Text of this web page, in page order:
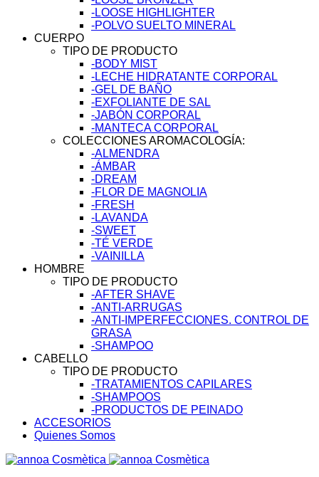
-LOOSE HIGHLIGHTER
-POLVO SUELTO MINERAL
CUERPO
TIPO DE PRODUCTO
-BODY MIST
-LECHE HIDRATANTE CORPORAL
-GEL DE BAÑO
-EXFOLIANTE DE SAL
-JABÓN CORPORAL
-MANTECA CORPORAL
COLECCIONES AROMACOLOGÍA:
-ALMENDRA
-ÁMBAR
-DREAM
-FLOR DE MAGNOLIA
-FRESH
-LAVANDA
-SWEET
-TÉ VERDE
-VAINILLA
HOMBRE
TIPO DE PRODUCTO
-AFTER SHAVE
-ANTI-ARRUGAS
-ANTI-IMPERFECCIONES. CONTROL DE
GRASA
-SHAMPOO
CABELLO
TIPO DE PRODUCTO
-TRATAMIENTOS CAPILARES
-SHAMPOOS
-PRODUCTOS DE PEINADO
ACCESORIOS
Quienes Somos